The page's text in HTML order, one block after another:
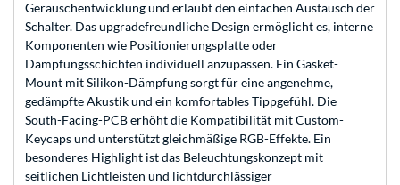
Geräuschentwicklung und erlaubt den einfachen Austausch der
Schalter. Das upgradefreundliche Design ermöglicht es, interne
Komponenten wie Positionierungsplatte oder
Dämpfungsschichten individuell anzupassen. Ein Gasket-
Mount mit Silikon-Dämpfung sorgt für eine angenehme,
gedämpfte Akustik und ein komfortables Tippgefühl. Die
South-Facing-PCB erhöht die Kompatibilität mit Custom-
Keycaps und unterstützt gleichmäßige RGB-Effekte. Ein
besonderes Highlight ist das Beleuchtungskonzept mit
seitlichen Lichtleisten und lichtdurchlässiger